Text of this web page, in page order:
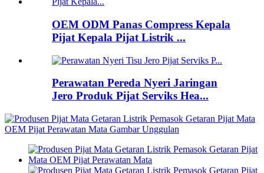
OEM ODM Panas Compress Kepala
Pijat Kepala Pijat Listrik ...
Perawatan Pereda Nyeri Jaringan
Jero Produk Pijat Serviks Hea...